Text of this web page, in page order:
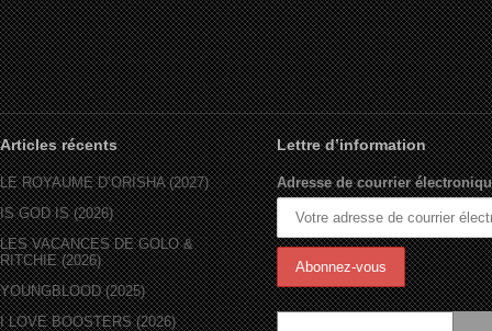
Articles récents
LE ROYAUME D’ORÏSHA (2027)
IS GOD IS (2026)
LES VACANCES DE GOLO &
RITCHIE (2026)
YOUNGBLOOD (2025)
I LOVE BOOSTERS (2026)
Lettre d’information
Adresse de courrier